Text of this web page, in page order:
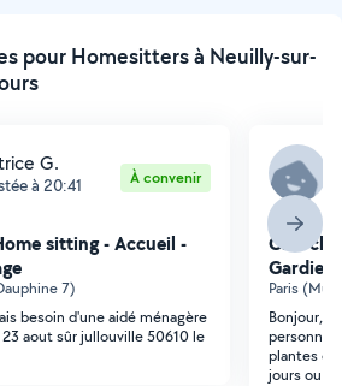
pour Homesitters à Neuilly-sur-
G.
à 20:41 À convenir
sitting - Accueil -
7)
besoin d'une aidé ménagère
aout sûr jullouville 50610 le
Paris
Bonjour,
personne
plantes
jours ou